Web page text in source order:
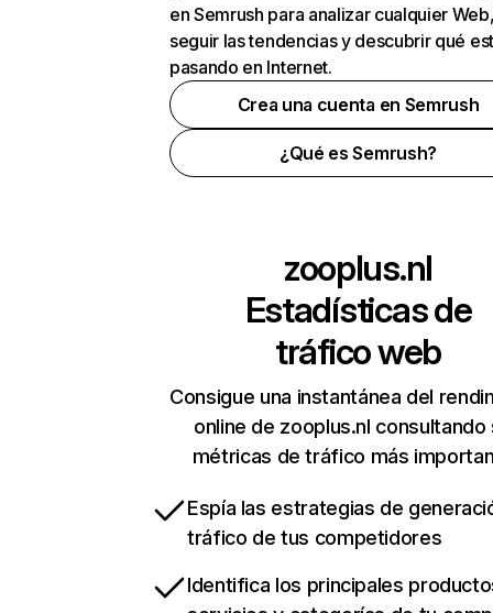
en Semrush para analizar cualquier
seguir las tendencias y descubrir qué
pasando en Internet.
Crea una cuenta en Semrush
¿Qué es Semrush?
zooplus.nl
Estadísticas de
tráfico web
Consigue una instantánea del
online de zooplus.nl consultando
métricas de tráfico más
Espía las estrategias de
tráfico de tus competidores
Identifica los principales